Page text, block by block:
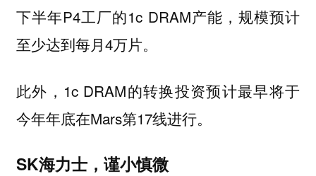
下半年P4工厂的1c DRAM产能，规模预计
至少达到每月4万片。
此外，1c DRAM的转换投资预计最早将于
今年年底在Mars第17线进行。
SK海力士，谨小慎微